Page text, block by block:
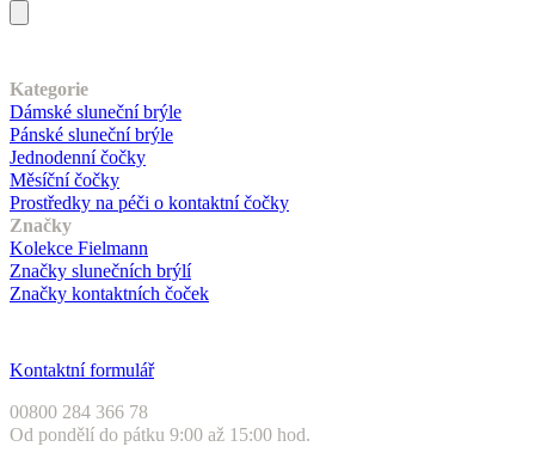
Kategorie
Dámské sluneční brýle
Pánské sluneční brýle
Jednodenní čočky
Měsíční čočky
Prostředky na péči o kontaktní čočky
Značky
Kolekce Fielmann
Značky slunečních brýlí
Značky kontaktních čoček
Kontaktní formulář
00800 284 366 78
Od pondělí do pátku 9:00 až 15:00 hod.